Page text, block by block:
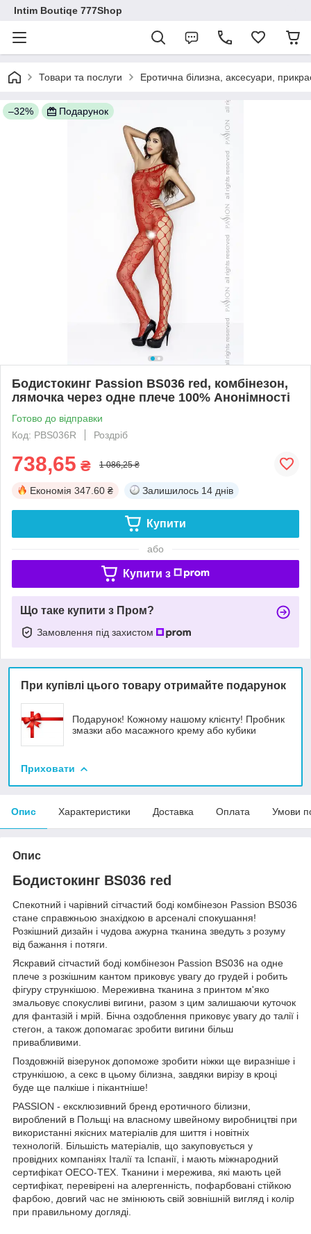
Intim Boutiqe 777Shop
Товари та послуги Еротична білизна, аксесуари,
–32% Подарунок
Бодистокинг Passion BS036 red, комбінезон,
лямочка через одне плече 100% Анонімності
Готово до відправки
Код: PBS036R
Роздріб
738,65 ₴ 1 086,25 ₴
Економія 347.60 ₴ Залишилось 14 днів
Купити
або
Купити з
Що таке купити з Пром?
Замовлення під захистом
При купівлі цього товару отримайте подарунок
Подарунок! Кожному нашому клієнту! Пробник
змазки або масажного крему або кубики
Приховати
Опис Характеристики Доставка Оплата Умови
Опис
Бодистокинг BS036 red
Спекотний і чарівний сітчастий боді комбінезон Passion BS036
стане справжньою знахідкою в арсеналі спокушання!
Розкішний дизайн і чудова ажурна тканина зведуть з розуму
від бажання і потяги.
Яскравий сітчастий боді комбінезон Passion BS036 на одне
плече з розкішним кантом приковує увагу до грудей і робить
фігуру стрункішою. Мереживна тканина з принтом м'яко
змальовує спокусливі вигини, разом з цим залишаючи куточок
для фантазій і мрій. Бічна оздоблення приковує увагу до талії і
стегон, а також допомагає зробити вигини більш
привабливими.
Поздовжній візерунок допоможе зробити ніжки ще виразніше і
стрункішою, а секс в цьому білизна, завдяки вирізу в кроці
буде ще палкіше і пікантніше!
PASSION - ексклюзивний бренд еротичного білизни,
вироблений в Польщі на власному швейному виробництві при
використанні якісних матеріалів для шиття і новітніх
технологій. Більшість матеріалів, що закуповується у
провідних компаніях Італії та Іспанії, і мають міжнародний
сертифікат OECO-TEX. Тканини і мережива, які мають цей
сертифікат, перевірені на алергенність, пофарбовані стійкою
фарбою, довгий час не змінюють свій зовнішній вигляд і колір
при правильному догляді.